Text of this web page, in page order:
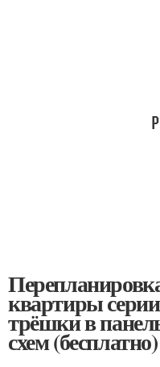
квартиры
трёшки в
схем (бесплатно)